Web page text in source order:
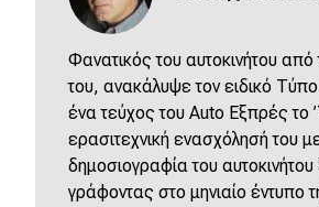
Φανατικός του αυτοκινήτου από
του, ανακάλυψε τον ειδικό
ένα τεύχος του Αuto Εξπρές το
ερασιτεχνική ενασχόλησή του
δημοσιογραφία του αυτοκινήτου
γράφοντας στο μηνιαίο έντυπο